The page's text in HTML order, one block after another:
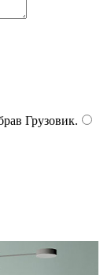
Грузовик.